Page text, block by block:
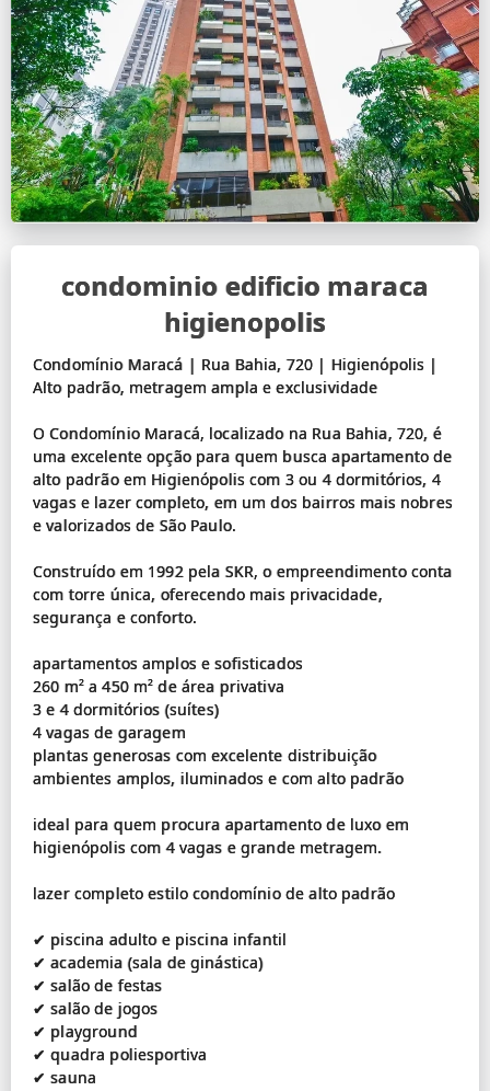
condominio edificio maraca
higienopolis
Condomínio Maracá | Rua Bahia, 720 | Higienópolis |
Alto padrão, metragem ampla e exclusividade
O Condomínio Maracá, localizado na Rua Bahia, 720, é
uma excelente opção para quem busca apartamento de
alto padrão em Higienópolis com 3 ou 4 dormitórios, 4
vagas e lazer completo, em um dos bairros mais nobres
e valorizados de São Paulo.
Construído em 1992 pela SKR, o empreendimento conta
com torre única, oferecendo mais privacidade,
segurança e conforto.
apartamentos amplos e sofisticados
260 m² a 450 m² de área privativa
3 e 4 dormitórios (suítes)
4 vagas de garagem
plantas generosas com excelente distribuição
ambientes amplos, iluminados e com alto padrão
ideal para quem procura apartamento de luxo em
higienópolis com 4 vagas e grande metragem.
lazer completo estilo condomínio de alto padrão
✔ piscina adulto e piscina infantil
✔ academia (sala de ginástica)
✔ salão de festas
✔ salão de jogos
✔ playground
✔ quadra poliesportiva
✔ sauna